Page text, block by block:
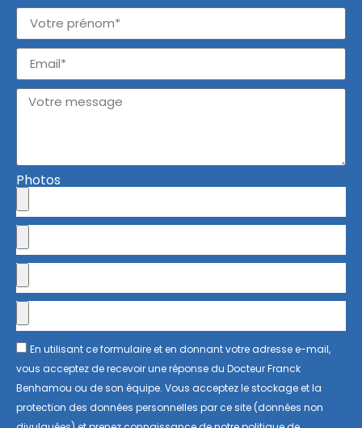
Photos
En utilisant ce formulaire et en donnant votre adresse e-mail,
vous acceptez de recevoir une réponse du Docteur Franck
Benhamou ou de son équipe. Vous acceptez le stockage et la
protection des données personnelles par ce site (données non